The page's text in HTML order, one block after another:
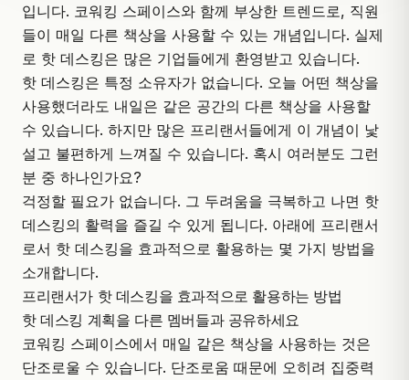
입니다. 코워킹 스페이스와 함께 부상한 트렌드로, 직원
들이 매일 다른 책상을 사용할 수 있는 개념입니다. 실제
로 핫 데스킹은 많은 기업들에게 환영받고 있습니다.
핫 데스킹은 특정 소유자가 없습니다. 오늘 어떤 책상을
사용했더라도 내일은 같은 공간의 다른 책상을 사용할
수 있습니다. 하지만 많은 프리랜서들에게 이 개념이 낯
설고 불편하게 느껴질 수 있습니다. 혹시 여러분도 그런
분 중 하나인가요?
걱정할 필요가 없습니다. 그 두려움을 극복하고 나면 핫
데스킹의 활력을 즐길 수 있게 됩니다. 아래에 프리랜서
로서 핫 데스킹을 효과적으로 활용하는 몇 가지 방법을
소개합니다.
프리랜서가 핫 데스킹을 효과적으로 활용하는 방법
핫 데스킹 계획을 다른 멤버들과 공유하세요
코워킹 스페이스에서 매일 같은 책상을 사용하는 것은
단조로울 수 있습니다. 단조로움 때문에 오히려 집중력